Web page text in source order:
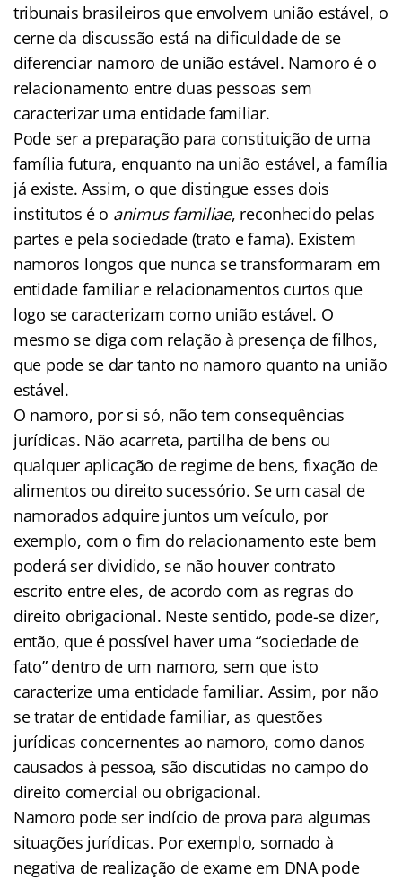
tribunais brasileiros que envolvem união estável, o
cerne da discussão está na dificuldade de se
diferenciar namoro de união estável. Namoro é o
relacionamento entre duas pessoas sem
caracterizar uma entidade familiar.
Pode ser a preparação para constituição de uma
família futura, enquanto na união estável, a família
já existe. Assim, o que distingue esses dois
institutos é o animus familiae, reconhecido pelas
partes e pela sociedade (trato e fama). Existem
namoros longos que nunca se transformaram em
entidade familiar e relacionamentos curtos que
logo se caracterizam como união estável. O
mesmo se diga com relação à presença de filhos,
que pode se dar tanto no namoro quanto na união
estável.
O namoro, por si só, não tem consequências
jurídicas. Não acarreta, partilha de bens ou
qualquer aplicação de regime de bens, fixação de
alimentos ou direito sucessório. Se um casal de
namorados adquire juntos um veículo, por
exemplo, com o fim do relacionamento este bem
poderá ser dividido, se não houver contrato
escrito entre eles, de acordo com as regras do
direito obrigacional. Neste sentido, pode-se dizer,
então, que é possível haver uma “sociedade de
fato” dentro de um namoro, sem que isto
caracterize uma entidade familiar. Assim, por não
se tratar de entidade familiar, as questões
jurídicas concernentes ao namoro, como danos
causados à pessoa, são discutidas no campo do
direito comercial ou obrigacional.
Namoro pode ser indício de prova para algumas
situações jurídicas. Por exemplo, somado à
negativa de realização de exame em DNA pode